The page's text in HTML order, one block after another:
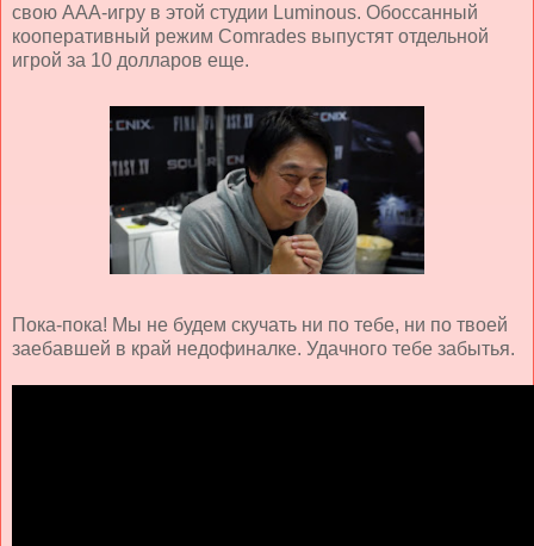
свою AAA-игру в этой студии Luminous. Обоссанный
кооперативный режим Comrades выпустят отдельной
игрой за 10 долларов еще.
Пока-пока! Мы не будем скучать ни по тебе, ни по твоей
заебавшей в край недофиналке. Удачного тебе забытья.